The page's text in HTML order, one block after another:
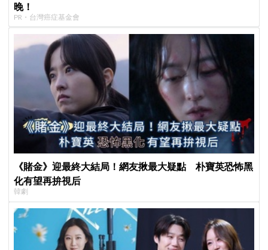
晚！
PR・台灣癌症基金會
《賭金》迎最終大結局！網友揪最大疑點 朴寶英恐怖黑
化有望再拚視后
韓劇